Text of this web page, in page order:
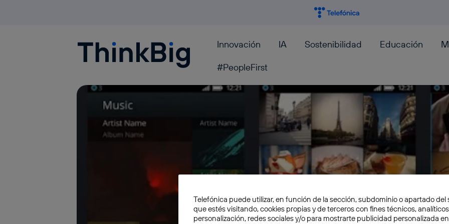
Blogthinkbig.com Innovación IA Sostenibilidad Educación
#PeopleFirst
Telefónica puede utilizar, en función de la sección, subdominio o apartado del
que estés visitando, cookies propias y de terceros con fines técnicos,
personalización, redes sociales y/o para mostrarte publicidad personalizada